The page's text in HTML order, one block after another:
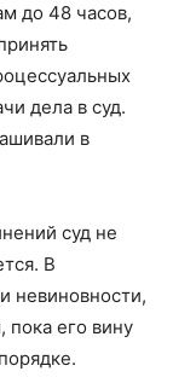
до 48 часов,
дела в суд.
в
суд не
В
невиновности,
пока его вину